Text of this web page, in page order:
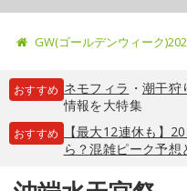
GW(ゴールデンウィーク
おすすめ ネモフィラ ・ 潮干狩
情報を大特集
おすすめ
【最大12連休も】
ら？混雑ピーク予想